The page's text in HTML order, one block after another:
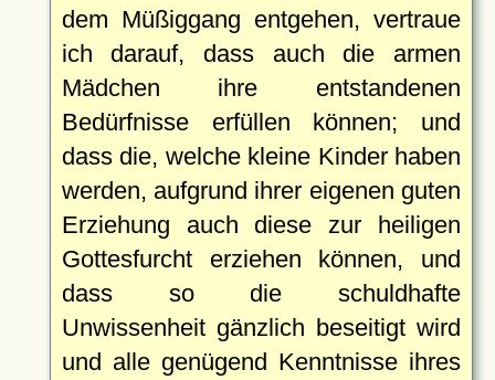
dem Müßiggang entgehen, vertraue
ich darauf, dass auch die armen
Mädchen ihre entstandenen
Bedürfnisse erfüllen können; und
dass die, welche kleine Kinder haben
werden, aufgrund ihrer eigenen guten
Erziehung auch diese zur heiligen
Gottesfurcht erziehen können, und
dass so die schuldhafte
Unwissenheit gänzlich beseitigt wird
und alle genügend Kenntnisse ihres